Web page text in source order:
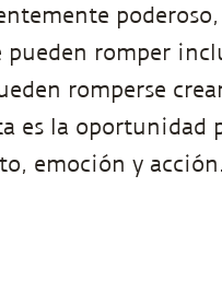
romper
romperse
es la oportunidad
emoción y acción.